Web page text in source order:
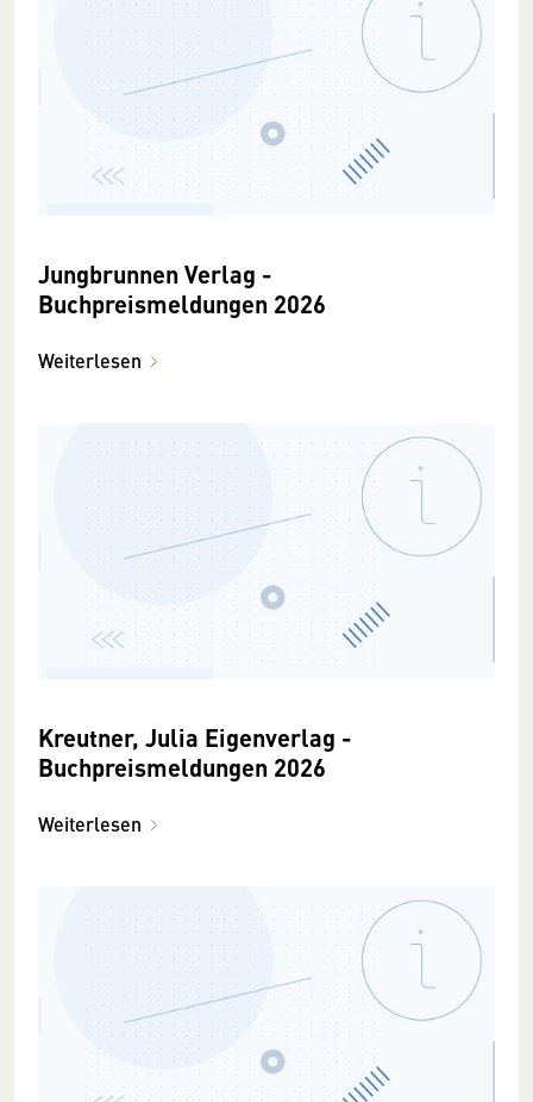
Jungbrunnen Verlag -
Buchpreismeldungen 2026
Weiterlesen
Kreutner, Julia Eigenverlag -
Buchpreismeldungen 2026
Weiterlesen